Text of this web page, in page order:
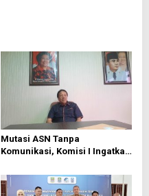
Mutasi ASN Tanpa
Komunikasi, Komisi I Ingatkan
Birokrasi